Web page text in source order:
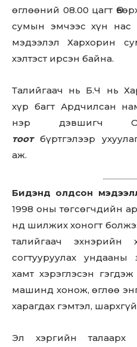
өглөөний 08.00 цагт
сумын эмчээс хүн нас
мэдээлэл Хархорин
хэлтэст ирсэн байна.
Талийгаач нь Б.Ч нь
хүр багт Ардчилсан
нэр дэвшигч
тоотбүртгэлээр
аж.
Бидэнд олдсон
1998 оны төгсөгчдийн
нд шилжих хоногт
талийгаач
согтууруулах
хамт хэрэглэсэн
машинд хонож, өглөө
харагдах гэмтэл,
Эл хэргийн талаарх